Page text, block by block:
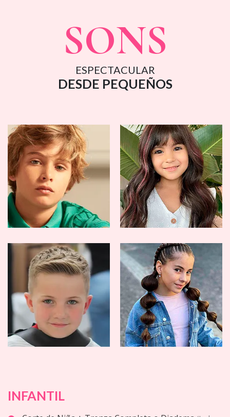
SONS
ESPECTACULAR
DESDE PEQUEÑOS
INFANTIL